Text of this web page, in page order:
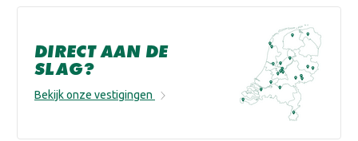
DIRECT AAN DE
SLAG?
Bekijk onze vestigingen